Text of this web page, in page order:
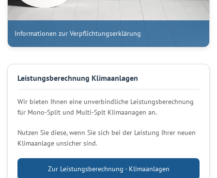
Informationen zur Verpflichtungserklärung
Leistungsberechnung Klimaanlagen
Wir bieten Ihnen eine unverbindliche Leistungsberechnung
für Mono-Split und Multi-Splt Klimaanagen an.
Nutzen Sie diese, wenn Sie sich bei der Leistung Ihrer neuen
Klimaanlage unsicher sind.
Zur Leistungsberechnung - Klimaanlagen